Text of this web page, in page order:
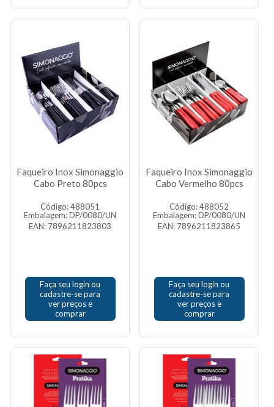
Faqueiro Inox Simonaggio
Cabo Preto 80pcs
Código: 488051
Embalagem: DP/0080/UN
EAN: 7896211823803
Faça seu login ou
cadastre-se para
ver preços e
comprar
Faqueiro Inox Simonaggio
Cabo Vermelho 80pcs
Código: 488052
Embalagem: DP/0080/UN
EAN: 7896211823865
Faça seu login ou
cadastre-se para
ver preços e
comprar